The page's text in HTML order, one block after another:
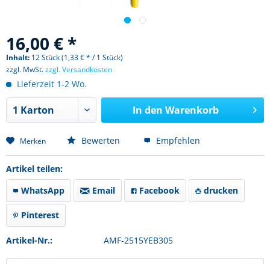
16,00 € *
Inhalt: 12 Stück (1,33 € * / 1 Stück)
zzgl. MwSt.zzgl. Versandkosten
Lieferzeit 1-2 Wo.
In den Warenkorb
Merken Bewerten Empfehlen
Artikel teilen:
WhatsApp
Email Facebook drucken
Pinterest
Artikel-Nr.: AMF-2515YEB305